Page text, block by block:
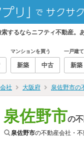
索するならニフティ不動産
マンションを買う
新築 中古
一戸建
新築
社 大阪府 泉佐野市の
泉佐野市の
泉佐野市の不動産会社・